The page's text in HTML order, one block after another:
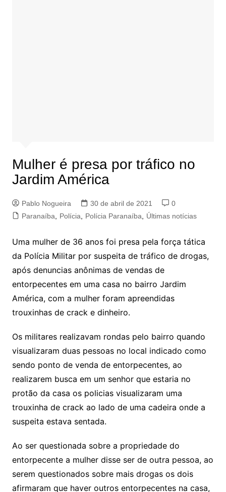
Mulher é presa por tráfico no
Jardim América
Pablo Nogueira 30 de abril de 2021
0
Paranaíba
Polícia Polícia Paranaíba Últimas notícias
Uma mulher de 36 anos foi presa pela força tática
da Polícia Militar por suspeita de tráfico de drogas,
após denuncias anônimas de vendas de
entorpecentes em uma casa no bairro Jardim
América, com a mulher foram apreendidas
trouxinhas de crack e dinheiro.
Os militares realizavam rondas pelo bairro quando
visualizaram duas pessoas no local indicado como
sendo ponto de venda de entorpecentes, ao
realizarem busca em um senhor que estaria no
protão da casa os policias visualizaram uma
trouxinha de crack ao lado de uma cadeira onde a
suspeita estava sentada.
Ao ser questionada sobre a propriedade do
entorpecente a mulher disse ser de outra pessoa, ao
serem questionados sobre mais drogas os dois
afirmaram que haver outros entorpecentes na casa,